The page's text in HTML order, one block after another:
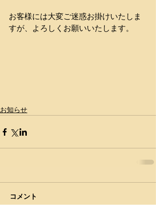
お客様には大変ご迷惑お掛けいたしま
すが、よろしくお願いいたします。
お知らせ
コメント